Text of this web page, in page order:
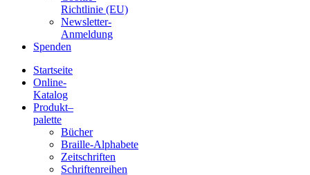
Richtlinie (EU)
Newsletter-
Anmeldung
Spenden
Blindenschrift-
Verlag
Startseite
Online-
Katalog
Produkt–
palette
Bücher
Braille-Alphabete
Zeitschriften
Schriftenreihen